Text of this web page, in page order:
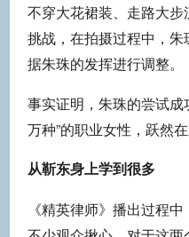
不穿大花裙装、走路大
挑战，在拍摄过程中，
据朱珠的发挥进行调整。
事实证明，朱珠的尝试
万种”的职业女性，跃然在
从靳东身上学到很多
《精英律师》播出过程